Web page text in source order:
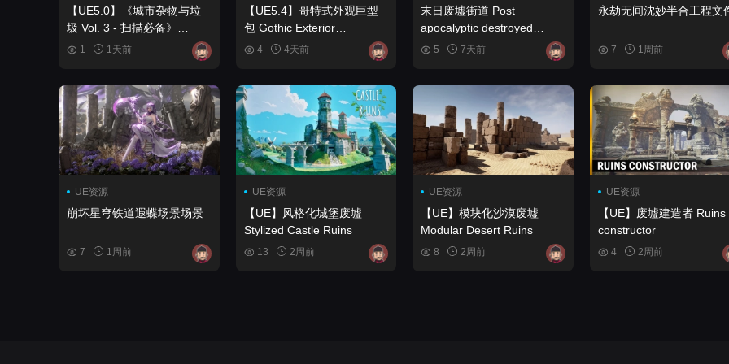
【UE5.0】《城市杂物与垃
圾 Vol. 3 - 扫描必备》
Urban Debris & Trash Vol. 3
1 1天前
【UE5.4】哥特式外观巨型
包 Gothic Exterior
Megapack
4 4天前
末日废墟街道 Post
apocalyptic destroyed
street
5 7天前
永劫无间沈妙半合工程文
7 1周前
UE资源
崩坏星穹铁道遐蝶场景场景
7 1周前
UE资源
【UE】风格化城堡废墟
Stylized Castle Ruins
13 2周前
UE资源
【UE】模块化沙漠废墟
Modular Desert Ruins
8 2周前
UE资源
【UE】废墟建造者 Ruins
constructor
4 2周前